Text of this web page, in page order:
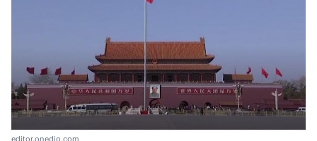
editor.onedio.com